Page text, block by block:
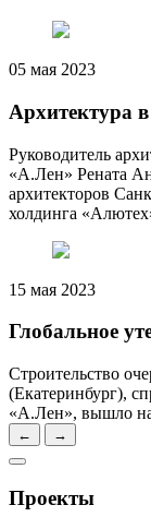
05 мая 2023
Архитектура
Руководитель
«А.Лен» Рената
архитекторов
холдинга
15 мая 2023
Глобальное
Строительство
(Екатеринбург),
«А.Лен», вышло
← →
Проекты